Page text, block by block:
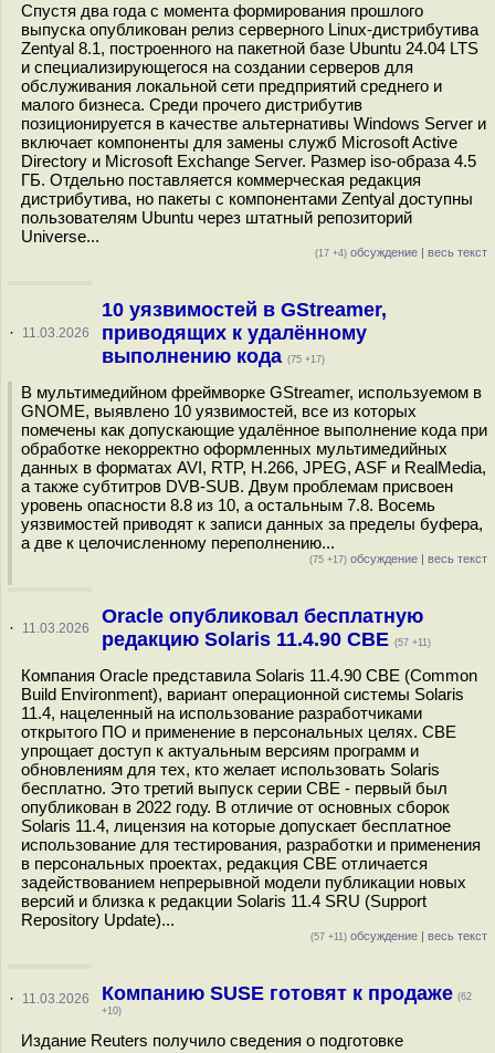
Спустя два года с момента формирования прошлого
выпуска опубликован релиз серверного Linux-дистрибутива
Zentyal 8.1, построенного на пакетной базе Ubuntu 24.04 LTS
и специализирующегося на создании серверов для
обслуживания локальной сети предприятий среднего и
малого бизнеса. Среди прочего дистрибутив
позиционируется в качестве альтернативы Windows Server и
включает компоненты для замены служб Microsoft Active
Directory и Microsoft Exchange Server. Размер iso-образа 4.5
ГБ. Отдельно поставляется коммерческая редакция
дистрибутива, но пакеты с компонентами Zentyal доступны
пользователям Ubuntu через штатный репозиторий
Universe...
(17 +4) обсуждение | весь текст
· 11.03.2026
10 уязвимостей в GStreamer,
приводящих к удалённому
выполнению кода (75 +17)
В мультимедийном фреймворке GStreamer, используемом в
GNOME, выявлено 10 уязвимостей, все из которых
помечены как допускающие удалённое выполнение кода при
обработке некорректно оформленных мультимедийных
данных в форматах AVI, RTP, H.266, JPEG, ASF и RealMedia,
а также субтитров DVB-SUB. Двум проблемам присвоен
уровень опасности 8.8 из 10, а остальным 7.8. Восемь
уязвимостей приводят к записи данных за пределы буфера,
а две к целочисленному переполнению...
(75 +17) обсуждение | весь текст
· 11.03.2026
Oracle опубликовал бесплатную
редакцию Solaris 11.4.90 CBE (57 +11)
Компания Oracle представила Solaris 11.4.90 CBE (Common
Build Environment), вариант операционной системы Solaris
11.4, нацеленный на использование разработчиками
открытого ПО и применение в персональных целях. CBE
упрощает доступ к актуальным версиям программ и
обновлениям для тех, кто желает использовать Solaris
бесплатно. Это третий выпуск серии CBE - первый был
опубликован в 2022 году. В отличие от основных сборок
Solaris 11.4, лицензия на которые допускает бесплатное
использование для тестирования, разработки и применения
в персональных проектах, редакция CBE отличается
задействованием непрерывной модели публикации новых
версий и близка к редакции Solaris 11.4 SRU (Support
Repository Update)...
(57 +11) обсуждение | весь текст
· 11.03.2026 Компанию SUSE готовят к продаже (62
+10)
Издание Reuters получило сведения о подготовке